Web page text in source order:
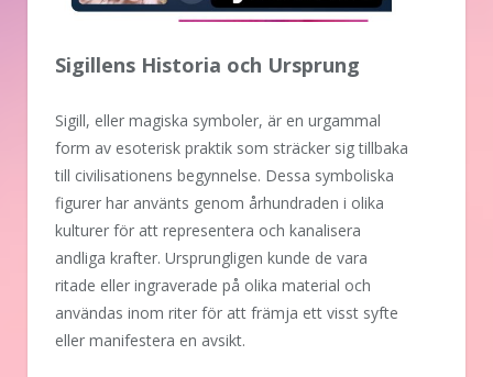
Sigillens Historia och Ursprung
Sigill, eller magiska symboler, är en urgammal
form av esoterisk praktik som sträcker sig tillbaka
till civilisationens begynnelse. Dessa symboliska
figurer har använts genom århundraden i olika
kulturer för att representera och kanalisera
andliga krafter. Ursprungligen kunde de vara
ritade eller ingraverade på olika material och
användas inom riter för att främja ett visst syfte
eller manifestera en avsikt.